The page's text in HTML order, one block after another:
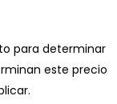
para determinar
este precio